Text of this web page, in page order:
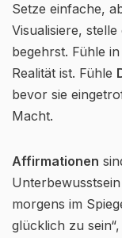
Setze einfache,
Visualisiere,
begehrst. Fühle
Realität ist. Fühle
bevor sie
Macht.
Affirmationen
morgens im
glücklich zu